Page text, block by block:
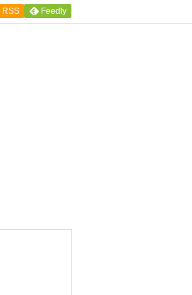
RSS Feedly